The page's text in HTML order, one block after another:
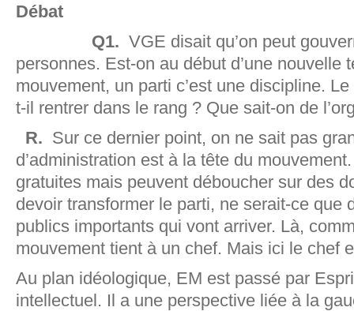
Débat
Q1. VGE disait qu’on peut
personnes. Est-on au début d’une nouvelle
mouvement, un parti c’est une discipline.
t-il rentrer dans le rang ? Que sait-on de
R. Sur ce dernier point, on ne sait pas
d’administration est à la tête du
gratuites mais peuvent déboucher sur des
devoir transformer le parti, ne serait-ce que
publics importants qui vont arriver. Là,
mouvement tient à un chef. Mais ici le chef
Au plan idéologique, EM est passé par
intellectuel. Il a une perspective liée à la